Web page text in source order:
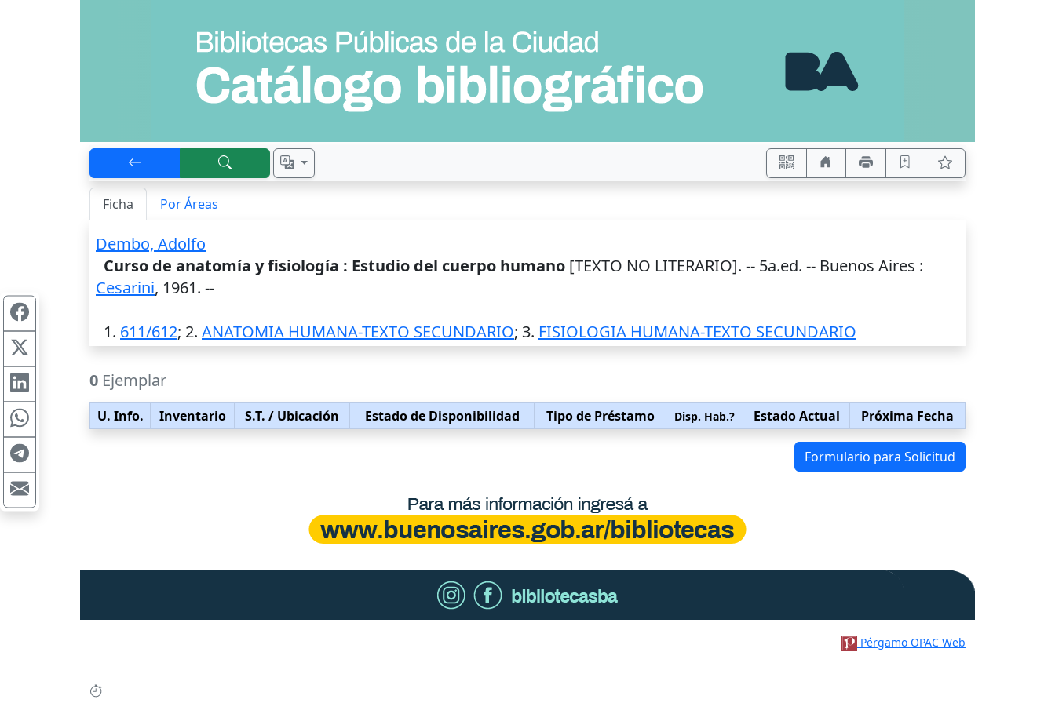
Ficha Por Áreas
Dembo, Adolfo
Curso de anatomía y fisiología : Estudio del cuerpo humano [TEXTO NO LITERARIO]. -- 5a.ed. -- Buenos Aires :
Cesarini, 1961. --
1. 611/612; 2. ANATOMIA HUMANA-TEXTO SECUNDARIO; 3. FISIOLOGIA HUMANA-TEXTO SECUNDARIO
0 Ejemplar
U. Info. Inventario S.T. / Ubicación Estado de Disponibilidad Tipo de Préstamo Disp. Hab.? Estado Actual Próxima Fecha
Formulario para Solicitud
Pérgamo OPAC Web